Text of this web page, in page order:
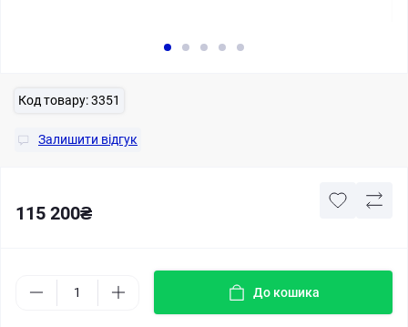
Код товару:3351
Залишити відгук
115 200₴
До кошика